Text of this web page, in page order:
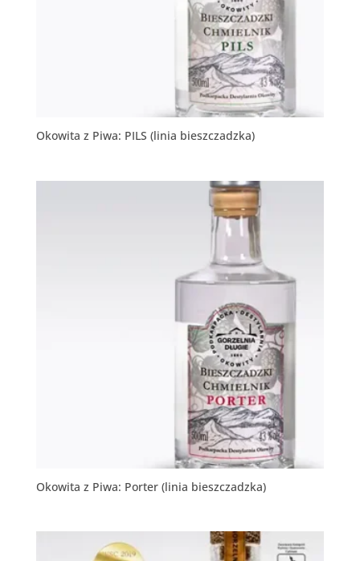
Okowita z Piwa: PILS (linia bieszczadzka)
Okowita z Piwa: Porter (linia bieszczadzka)